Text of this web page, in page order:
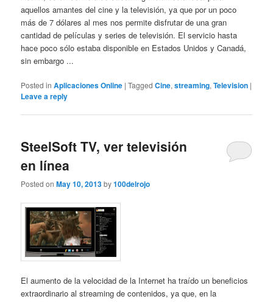
aquellos amantes del cine y la televisión, ya que por un poco
más de 7 dólares al mes nos permite disfrutar de una gran
cantidad de películas y series de televisión. El servicio hasta
hace poco sólo estaba disponible en Estados Unidos y Canadá,
sin embargo ...
Posted in Aplicaciones Online |Tagged Cine,streaming,Television |
Leave a reply
SteelSoft TV, ver televisión
en línea
Posted onMay 10, 2013by100delrojo
El aumento de la velocidad de la Internet ha traído un beneficios
extraordinario al streaming de contenidos, ya que, en la